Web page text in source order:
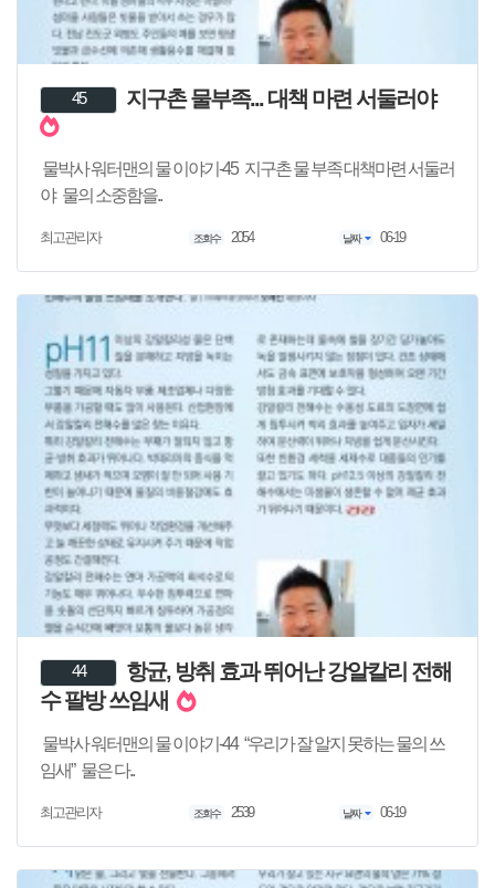
45 지구촌 물부족... 대책 마련 서둘러야
물박사 워터맨의 물 이야기-45 지구촌 물 부족 대책마련 서둘러
야 물의 소중함을..
최고관리자 조회수 2054 날짜 06-19
44
항균, 방취 효과 뛰어난 강알칼리 전해
수 팔방 쓰임새
물박사 워터맨의 물 이야기-44 “우리가 잘 알지 못하는 물의 쓰
임새” 물은 다..
최고관리자 조회수 2539 날짜 06-19